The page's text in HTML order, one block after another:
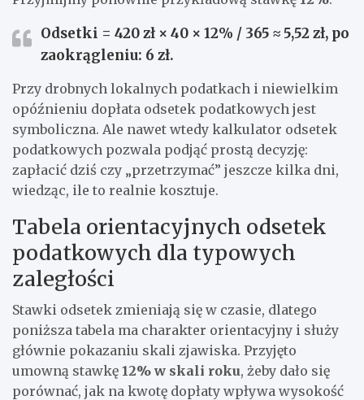
Odsetki = 420 zł × 40 × 12% / 365 ≈ 5,52 zł, po
zaokrągleniu: 6 zł.
Przy drobnych lokalnych podatkach i niewielkim
opóźnieniu dopłata odsetek podatkowych jest
symboliczna. Ale nawet wtedy kalkulator odsetek
podatkowych pozwala podjąć prostą decyzję:
zapłacić dziś czy „przetrzymać” jeszcze kilka dni,
wiedząc, ile to realnie kosztuje.
Tabela orientacyjnych odsetek
podatkowych dla typowych
zaległości
Stawki odsetek zmieniają się w czasie, dlatego
poniższa tabela ma charakter orientacyjny i służy
głównie pokazaniu skali zjawiska. Przyjęto
umowną stawkę 12% w skali roku, żeby dało się
porównać, jak na kwotę dopłaty wpływa wysokość